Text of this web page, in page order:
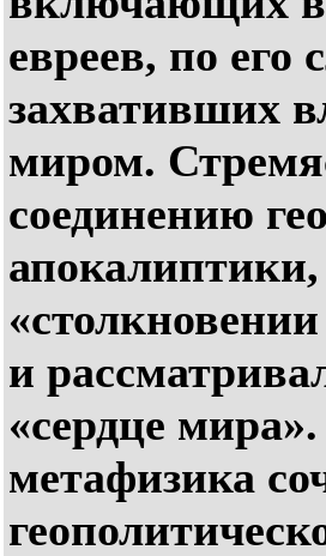
евреев, по его
захвативших
миром.
соединению
и
«сердце
метафизика